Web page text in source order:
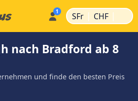
SFr | CHF |
nach Bradford ab 8
und finde den besten Preis